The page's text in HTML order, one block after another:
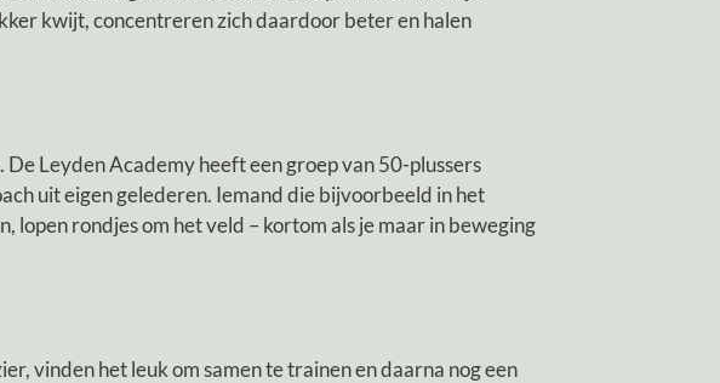
kwijt, concentreren zich daardoor beter en halen
De Leyden Academy heeft een groep van 50-plussers
uit eigen gelederen. Iemand die bijvoorbeeld in het
rondjes om het veld – kortom als je maar in beweging
vinden het leuk om samen te trainen en daarna nog een